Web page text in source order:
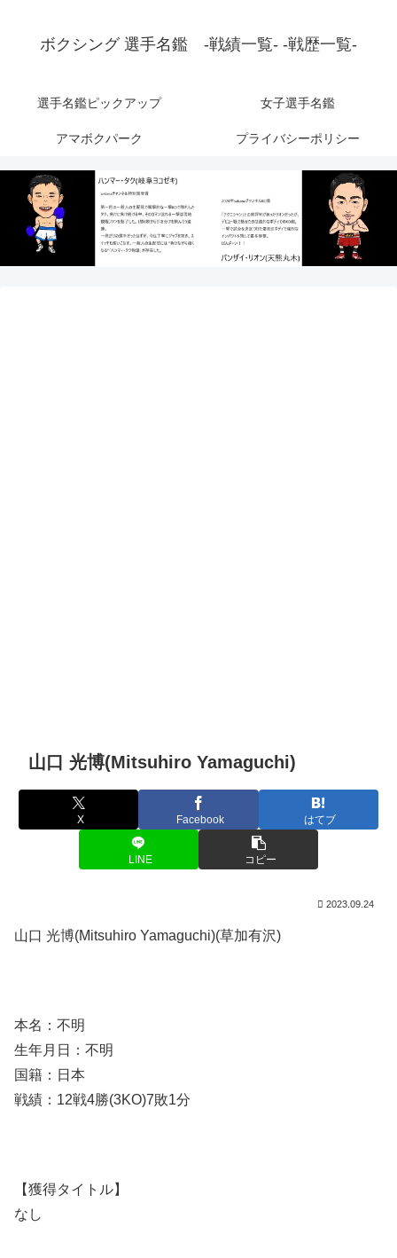
ボクシング 選手名鑑 -戦績一覧- -戦歴一覧-
選手名鑑ピックアップ 女子選手名鑑
アマボクパーク プライバシーポリシー
山口 光博(Mitsuhiro Yamaguchi)
X Facebook はてブ
LINE コピー
2023.09.24
山口 光博(Mitsuhiro Yamaguchi)(草加有沢)
本名：不明
生年月日：不明
国籍：日本
戦績：12戦4勝(3KO)7敗1分
【獲得タイトル】
なし